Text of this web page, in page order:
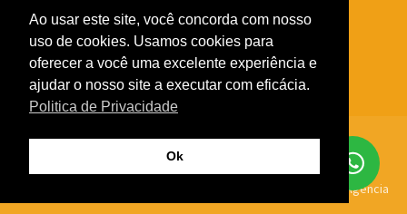
Sec. de Saúde
Sec. de Turismo
Sec. de Meio Ambiente, Desenv. Agrário, Aquicultura e Pesca
Politica de
GTW Agência
Ao usar este site, você concorda com nosso
uso de cookies. Usamos cookies para
oferecer a você uma excelente experiência e
ajudar o nosso site a executar com eficácia.
Politica de Privacidade
Ok